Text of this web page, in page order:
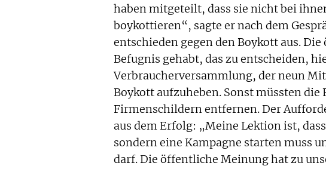
haben mitgeteilt, dass sie nicht bei
boykottieren“, sagte er nach dem
entschieden gegen den Boykott aus.
Befugnis gehabt, das zu entscheiden,
Verbraucherversammlung, der neun
Boykott aufzuheben. Sonst müssten
Firmenschildern entfernen. Der
aus dem Erfolg: „Meine Lektion ist,
sondern eine Kampagne starten muss
darf. Die öffentliche Meinung hat zu